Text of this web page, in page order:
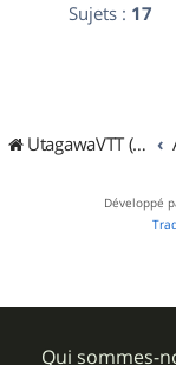
Sujets : 17
UtagawaVTT (Randos VTT et VTTAE avec traces GPS)
Développé
Qui sommes-